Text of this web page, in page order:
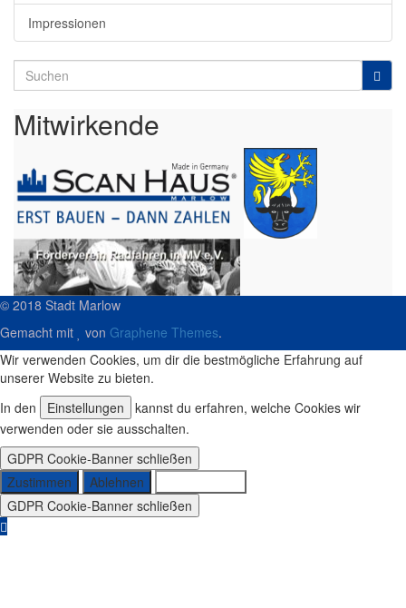
Impressionen
Search
for:
Mitwirkende
© 2018 Stadt Marlow
Gemacht mit
von Graphene Themes.
Wir verwenden Cookies, um dir die bestmögliche Erfahrung auf
unserer Website zu bieten.
In den
Einstellungen
kannst du erfahren, welche Cookies wir
verwenden oder sie ausschalten.
GDPR Cookie-Banner schließen
Zustimmen
Ablehnen
GDPR Cookie-Banner schließen